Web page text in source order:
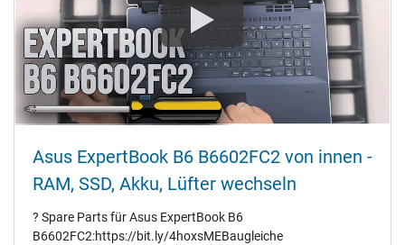
Asus ExpertBook B6 B6602FC2 von innen -
RAM, SSD, Akku, Lüfter wechseln
? Spare Parts für Asus ExpertBook B6
B6602FC2:https://bit.ly/4hoxsMEBaugleiche